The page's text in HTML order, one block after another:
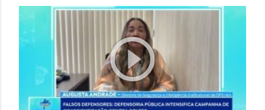
play_circle_outline